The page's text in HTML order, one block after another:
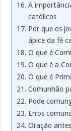
A
católicos
Por que os
ápice da fé
O que é
O que é a
O que é
Comunhão
Pode
Erros
Oração